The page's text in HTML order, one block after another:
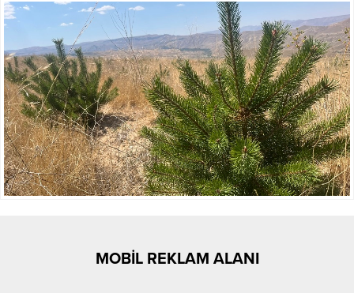
MOBİL REKLAM ALANI